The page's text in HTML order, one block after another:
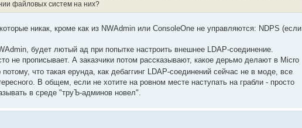
файловых систем на них?
никак, кроме как из NWAdmin или ConsoleOne не управляются: NDPS (если
будет лютый ад при попытке настроить внешнее LDAP-соединение.
не прописывает. А заказчики потом рассказывают, какое дерьмо делают в Micro
потому, что такая ерунда, как дебаггинг LDAP-соединений сейчас не в моде, все
В общем, если не хотите на ровном месте наступать на грабли - просто
в среде "труЪ-админов новел".